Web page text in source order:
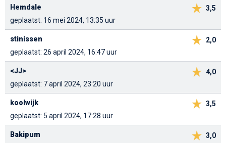
3,5
Hemdale
geplaatst: 16 mei 2024, 13:35 uur
2,0
stinissen
geplaatst: 26 april 2024, 16:47 uur
4,0
<JJ>
geplaatst: 7 april 2024, 23:20 uur
3,5
koolwijk
geplaatst: 5 april 2024, 17:28 uur
3,0
Bakipum